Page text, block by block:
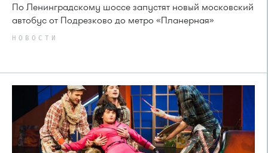
По Ленинградскому шоссе запустят новый московский
автобус от Подрезково до метро «Планерная»
НОВОСТИ